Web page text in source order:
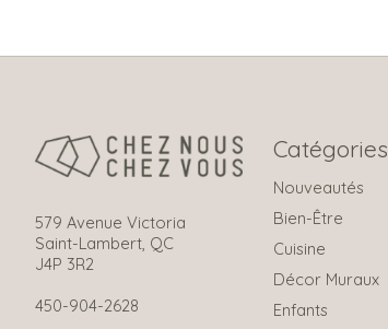
579 Avenue Victoria
Saint-Lambert, QC
J4P 3R2
450-904-2628
Catégories
Nouveautés
Bien-Être
Cuisine
Décor Muraux
Enfants